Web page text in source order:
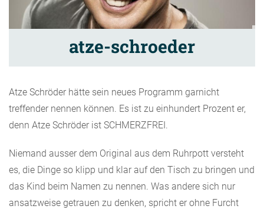
atze-schroeder
Atze Schröder hätte sein neues Programm garnicht
treffender nennen können. Es ist zu einhundert Prozent er,
denn Atze Schröder ist SCHMERZFREI.
Niemand ausser dem Original aus dem Ruhrpott versteht
es, die Dinge so klipp und klar auf den Tisch zu bringen und
das Kind beim Namen zu nennen. Was andere sich nur
ansatzweise getrauen zu denken, spricht er ohne Furcht